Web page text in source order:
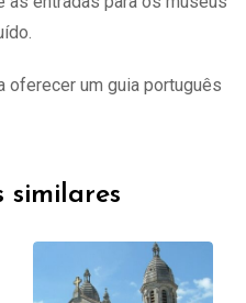
oferecer um guia português
similares